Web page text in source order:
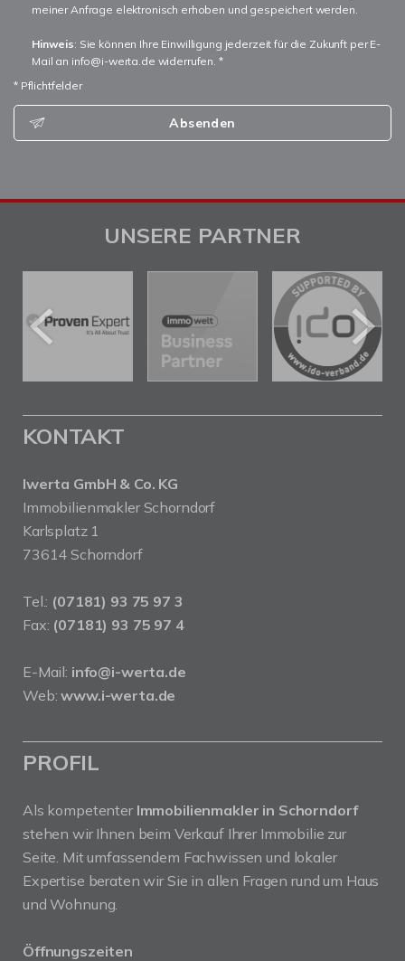
meiner Anfrage elektronisch erhoben und gespeichert werden.
Hinweis: Sie können Ihre Einwilligung jederzeit für die Zukunft per E-
Mail an info@i-werta.de widerrufen. *
* Pflichtfelder
Absenden
UNSERE PARTNER
KONTAKT
Iwerta GmbH & Co. KG
Immobilienmakler Schorndorf
Karlsplatz 1
73614 Schorndorf
Tel.: (07181) 93 75 97 3
Fax: (07181) 93 75 97 4
E-Mail: info@i-werta.de
Web:www.i-werta.de
PROFIL
Als kompetenter Immobilienmakler in Schorndorf
stehen wir Ihnen beim Verkauf Ihrer Immobilie zur
Seite. Mit umfassendem Fachwissen und lokaler
Expertise beraten wir Sie in allen Fragen rund um Haus
und Wohnung.
Öffnungszeiten